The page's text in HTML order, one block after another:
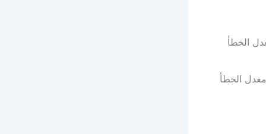
عمودي، معدل الترميز 27500، معدل الخطأ
الاستقطاب أفقي، معدل الترميز 27500، معدل الخطأ